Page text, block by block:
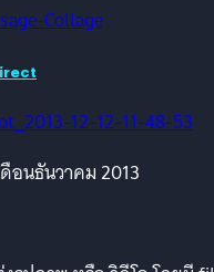
อนธันวาคม 2013